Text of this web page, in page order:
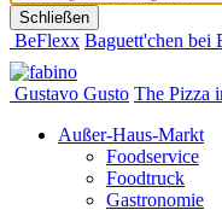
Schließen
BeFlexx Baguett'chen bei
Gustavo Gusto The Pizza
Außer-Haus-Markt
Foodservice
Foodtruck
Gastronomie